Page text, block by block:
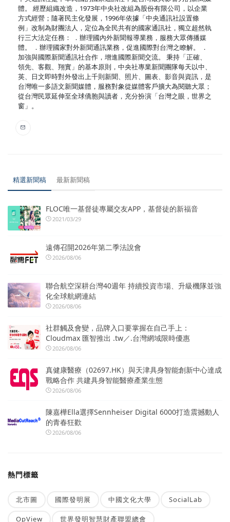
體。 經歷組織改造，1973年中央社改組為股份有限公司，以企業
方式經營；隨著民主化發展，1996年依據「中央通訊社設置條
例」改制為財團法人，定位為全民共有的國家通訊社，獨立超然執
行三大法定任務： ．辦理國內外新聞報導業務，服務大眾傳播媒
體。 ．辦理國家對外新聞通訊業務，促進國際對台灣之瞭解。 ．
加強與國際新聞通訊社合作，增進國際新聞交流。 秉持「正確、
領先、客觀、翔實」的基本原則，中央社專業新聞團隊每天以中、
英、日文即時對外發出上千則新聞、照片、圖表、影音與資訊，是
台灣唯一多語文新聞媒體，服務對象從媒體客戶擴大為閱聽大眾；
從台灣民眾延伸至全球僑胞與讀者，充分扮演「台灣之眼，世界之
窗」。
精選新聞稿 最新新聞稿
FLOC唯一基督徒專屬交友APP，基督徒的新福音
2021/03/29
遠傳召開2026年第二季法說會
2026/08/06
聯合航空深耕台灣40週年 持續投資市場、升級機隊並強
化全球航網連結
2026/08/06
社群觸及會變，品牌入口要掌握在自己手上：
Cloudmax 匯智推出 .tw／.台灣網域限時優惠
2026/08/06
真健康醫療（02697.HK）與天津具身智能創新中心達成
戰略合作 共建具身智能醫療產業生態
2026/08/06
陳嘉樺Ella選擇Sennheiser Digital 6000打造震撼動人
的青春狂歡
2026/08/06
熱門標籤
北市圖 國際發明展 中國文化大學 SocialLab
OpView 世界發明智慧財產聯盟總會